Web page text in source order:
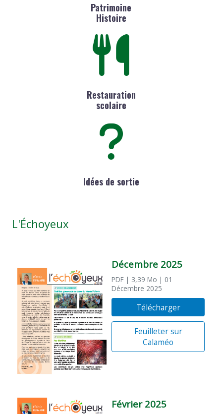
Patrimoine
Histoire
Restauration
scolaire
Idées de sortie
L'Échoyeux
Décembre 2025
PDF | 3,39 Mo | 01
Décembre 2025
Télécharger
Feuilleter sur
Calaméo
Février 2025